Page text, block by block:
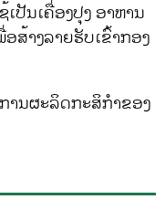
ເປັນເຄື່ອງປຸງ ອາຫານ
ສ້າງລາຍຮັບເຂົ້າກອງ
ານຜະລິດກະສິກໍາຂອງ